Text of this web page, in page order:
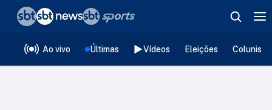
Ao vivo Últimas Vídeos Eleições
❮voltar
Editorias